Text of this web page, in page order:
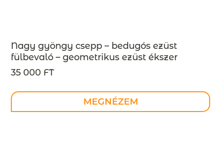
Nagy gyöngy csepp – bedugós ezüst
fülbevaló – geometrikus ezüst ékszer
35 000 FT
MEGNÉZEM